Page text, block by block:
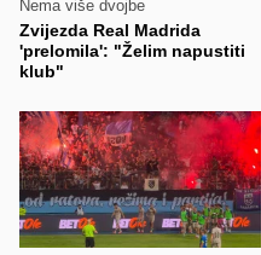
Nema više dvojbe
Zvijezda Real Madrida
'prelomila': "Želim napustiti
klub"